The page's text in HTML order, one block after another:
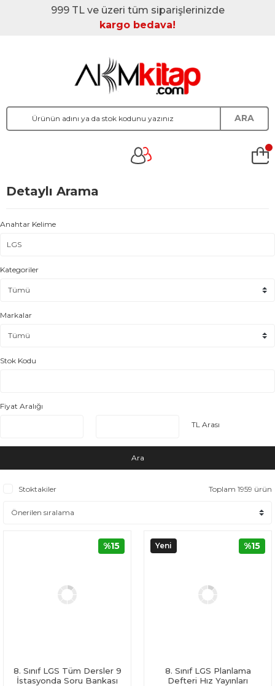
999 TL ve üzeri tüm siparişlerinizde
kargo bedava!
ARA
Detaylı Arama
Anahtar Kelime
Kategoriler
Markalar
Stok Kodu
Fiyat Aralığı
TL Arası
Ara
Stoktakiler Toplam 1959 ürün
8. Sınıf LGS Tüm Dersler 9
İstasyonda Soru Bankası
%15 Yeni
8. Sınıf LGS Planlama
Defteri Hız Yayınları
%15